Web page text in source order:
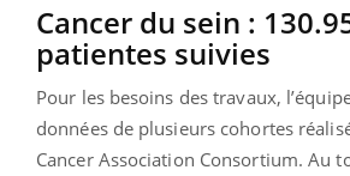
Cancer du sein :
patientes suivies
Pour les besoins des travaux,
données de plusieurs cohortes
Cancer Association Consortium. Au